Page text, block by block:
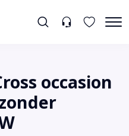
occasion